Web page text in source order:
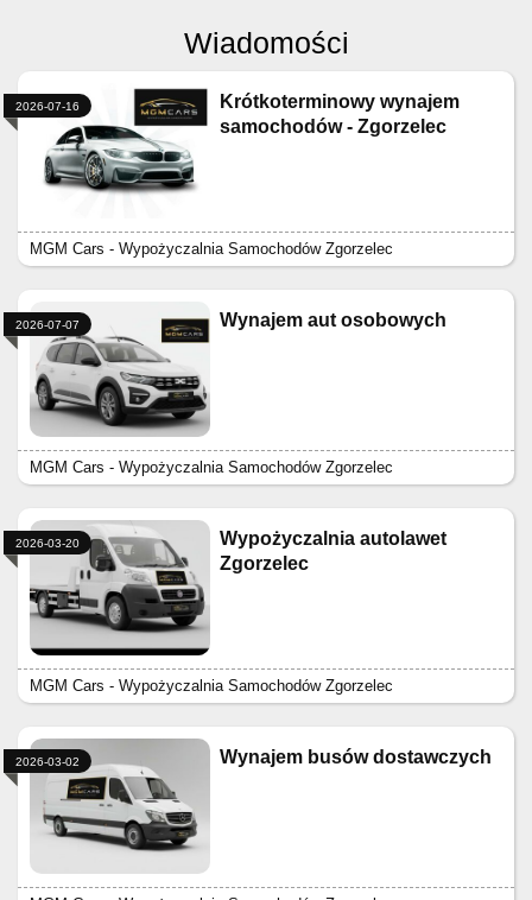
Wiadomości
Krótkoterminowy wynajem
samochodów - Zgorzelec
MGM Cars - Wypożyczalnia Samochodów Zgorzelec
2026-07-16
Wynajem aut osobowych
MGM Cars - Wypożyczalnia Samochodów Zgorzelec
2026-07-07
Wypożyczalnia autolawet
Zgorzelec
MGM Cars - Wypożyczalnia Samochodów Zgorzelec
2026-03-20
Wynajem busów dostawczych
2026-03-02